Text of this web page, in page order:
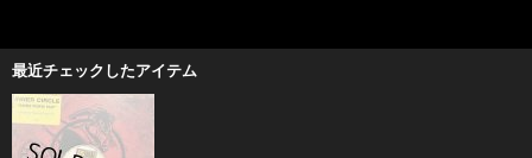
最近チェックしたアイテム